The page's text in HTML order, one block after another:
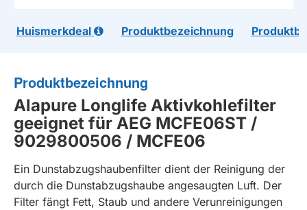
Huismerkdeal Produktbezeichnung
Produktbezeichnung
Alapure Longlife Aktivkohlefilter
geeignet für AEG MCFE06ST /
9029800506 / MCFE06
Ein Dunstabzugshaubenfilter dient der Reinigung der
durch die Dunstabzugshaube angesaugten Luft. Der
Filter fängt Fett, Staub und andere Verunreinigungen